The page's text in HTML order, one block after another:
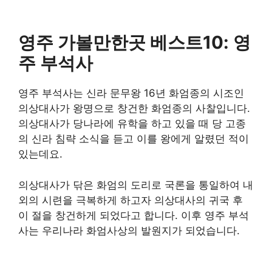
영주 가볼만한곳 베스트10: 영
주 부석사
영주 부석사는 신라 문무왕 16년 화엄종의 시조인
의상대사가 왕명으로 창건한 화엄종의 사찰입니다.
의상대사가 당나라에 유학을 하고 있을 때 당 고종
의 신라 침략 소식을 듣고 이를 왕에게 알렸던 적이
있는데요.
의상대사가 닦은 화엄의 도리로 국론을 통일하여 내
외의 시련을 극복하게 하고자 의상대사의 귀국 후
이 절을 창건하게 되었다고 합니다. 이후 영주 부석
사는 우리나라 화엄사상의 발원지가 되었습니다.